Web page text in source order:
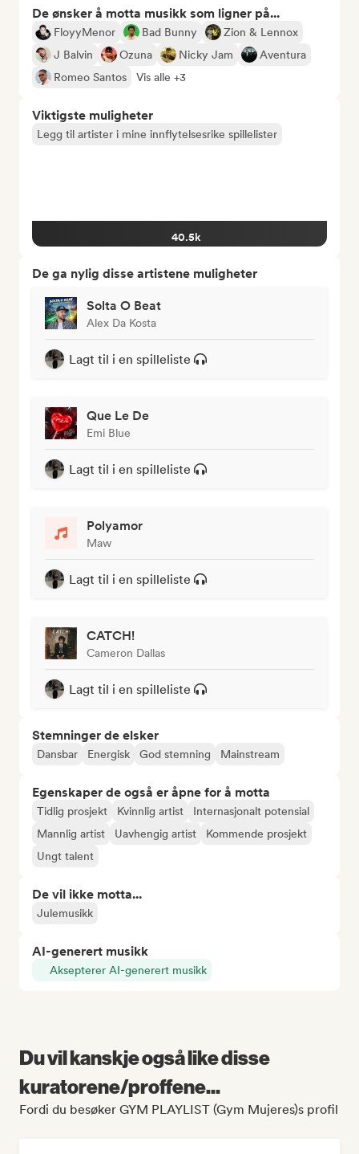
De ønsker å motta musikk som ligner på...
FloyyMenor Bad Bunny
Zion & Lennox
J Balvin
Ozuna Nicky Jam
Aventura
Romeo Santos
Vis alle +3
Viktigste muligheter
Legg til artister i mine innflytelsesrike spillelister
40.5k
De ga nylig disse artistene muligheter
Solta O Beat
Alex Da Kosta
Lagt til i en spilleliste
Que Le De
Emi Blue
Lagt til i en spilleliste
Polyamor
Maw
Lagt til i en spilleliste
CATCH!
Cameron Dallas
Lagt til i en spilleliste
Stemninger de elsker
Dansbar Energisk God stemning Mainstream
Egenskaper de også er åpne for å motta
Tidlig prosjekt Kvinnlig artist
Internasjonalt potensial
Mannlig artist
Uavhengig artist
Kommende prosjekt
Ungt talent
De vil ikke motta...
Julemusikk
AI-generert musikk
Aksepterer AI-generert musikk
Du vil kanskje også like disse
kuratorene/proffene...
Fordi du besøker GYM PLAYLIST (Gym Mujeres)s profil